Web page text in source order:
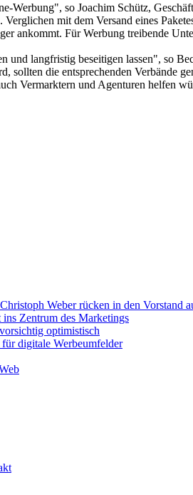
Werbung", so Joachim Schütz,
mit dem Versand eines
ankommt. Für Werbung treibende
und langfristig beseitigen lassen", so
sollten die entsprechenden
Vermarktern und Agenturen helfen
Weber rücken in den Vorstand
Zentrum des Marketings
optimistisch
digitale Werbeumfelder